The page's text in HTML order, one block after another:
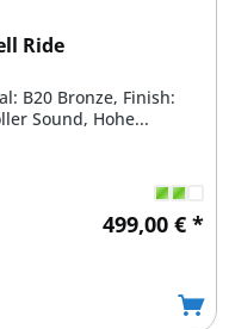
Ride
B20 Bronze, Finish:
Sound, Hohe...
499,00 € *